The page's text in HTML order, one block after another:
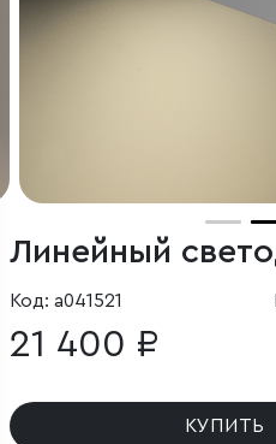
Код: a041521
21 400 ₽
КУПИТЬ